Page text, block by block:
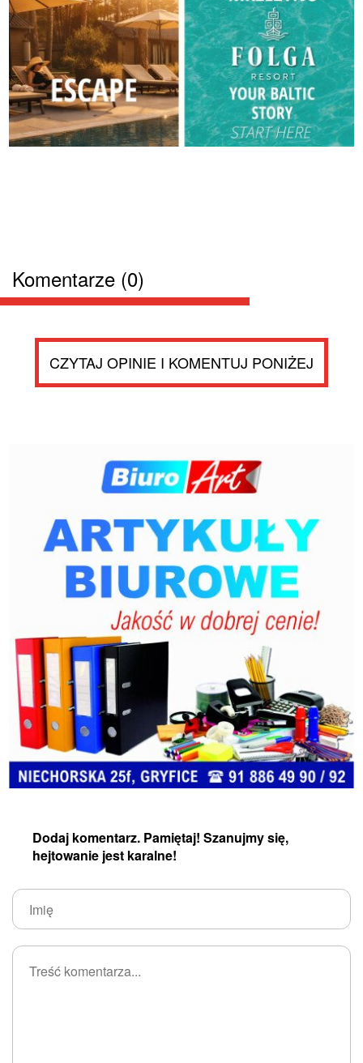
Komentarze (0)
CZYTAJ OPINIE I KOMENTUJ PONIŻEJ
Dodaj komentarz. Pamiętaj! Szanujmy się,
hejtowanie jest karalne!